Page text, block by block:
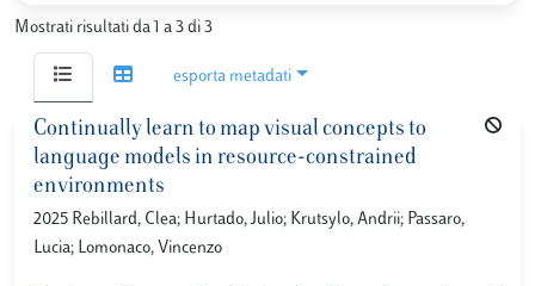
Mostrati risultati da 1 a 3 di 3
esporta metadati
Continually learn to map visual concepts to
language models in resource-constrained
environments
2025 Rebillard, Clea; Hurtado, Julio; Krutsylo, Andrii; Passaro,
Lucia; Lomonaco, Vincenzo